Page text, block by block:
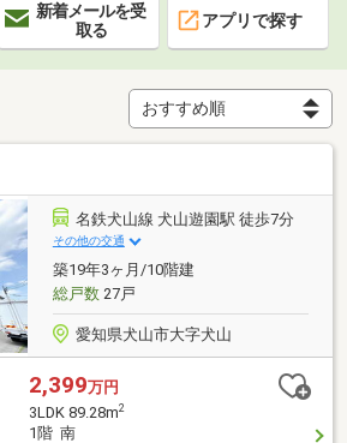
新着メールを受
取る
アプリで探す
名鉄犬山線 犬山遊園駅 徒歩7分
その他の交通
築19年3ヶ月/10階建
総戸数27戸
愛知県犬山市大字犬山
2,399万円
3LDK 89.28m2
1階 南